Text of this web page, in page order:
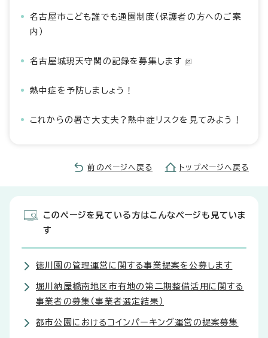
名古屋市こども誰でも通園制度（保護者の方へのご案
内）
名古屋城現天守閣の記録を募集します
熱中症を予防しましょう！
これからの暑さ大丈夫？熱中症リスクを見てみよう！
前のページへ戻る トップページへ戻る
このページを見ている方はこんなページも見ていま
す
徳川園の管理運営に関する事業提案を公募します
堀川納屋橋南地区市有地の第二期整備活用に関する
事業者の募集（事業者選定結果）
都市公園におけるコインパーキング運営の提案募集